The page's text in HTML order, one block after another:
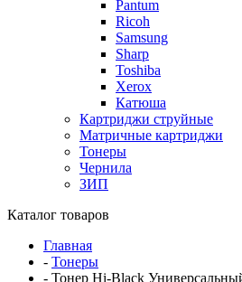
Pantum
Ricoh
Samsung
Sharp
Toshiba
Xerox
Катюша
Картриджи струйные
Матричные картриджи
Тонеры
Чернила
ЗИП
Каталог товаров
Главная
- Тонеры
- Тонер Hi-Black